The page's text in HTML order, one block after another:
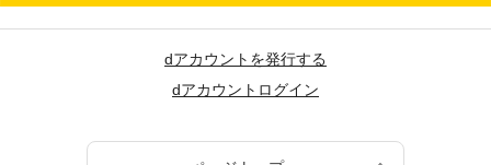
dアカウントを発行する
dアカウントログイン